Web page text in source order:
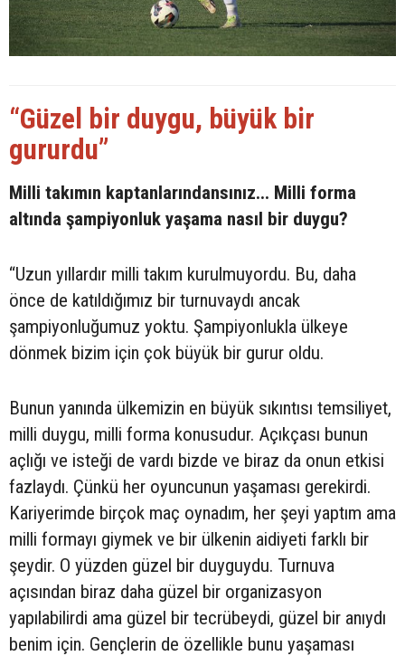
“Güzel bir duygu, büyük bir
gururdu”
Milli takımın kaptanlarındansınız... Milli forma
altında şampiyonluk yaşama nasıl bir duygu?
“Uzun yıllardır milli takım kurulmuyordu. Bu, daha
önce de katıldığımız bir turnuvaydı ancak
şampiyonluğumuz yoktu. Şampiyonlukla ülkeye
dönmek bizim için çok büyük bir gurur oldu.
Bunun yanında ülkemizin en büyük sıkıntısı temsiliyet,
milli duygu, milli forma konusudur. Açıkçası bunun
açlığı ve isteği de vardı bizde ve biraz da onun etkisi
fazlaydı. Çünkü her oyuncunun yaşaması gerekirdi.
Kariyerimde birçok maç oynadım, her şeyi yaptım ama
milli formayı giymek ve bir ülkenin aidiyeti farklı bir
şeydir. O yüzden güzel bir duyguydu. Turnuva
açısından biraz daha güzel bir organizasyon
yapılabilirdi ama güzel bir tecrübeydi, güzel bir anıydı
benim için. Gençlerin de özellikle bunu yaşaması